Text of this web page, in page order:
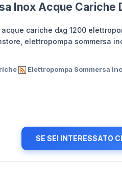
Inox Acque Cariche
cariche dxg 1200
elettropompa sommersa
Elettropompa Sommersa
SE SEI INTERESSATO